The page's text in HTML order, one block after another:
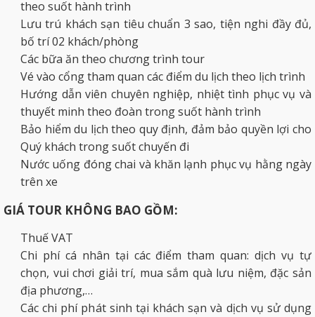
theo suốt hành trình
Lưu trú khách sạn tiêu chuẩn 3 sao, tiện nghi đầy đủ,
bố trí 02 khách/phòng
Các bữa ăn theo chương trình tour
Vé vào cổng tham quan các điểm du lịch theo lịch trình
Hướng dẫn viên chuyên nghiệp, nhiệt tình phục vụ và
thuyết minh theo đoàn trong suốt hành trình
Bảo hiểm du lịch theo quy định, đảm bảo quyền lợi cho
Quý khách trong suốt chuyến đi
Nước uống đóng chai và khăn lạnh phục vụ hằng ngày
trên xe
GIÁ TOUR KHÔNG BAO GỒM:
Thuế VAT
Chi phí cá nhân tại các điểm tham quan: dịch vụ tự
chọn, vui chơi giải trí, mua sắm quà lưu niệm, đặc sản
địa phương,…
Các chi phí phát sinh tại khách sạn và dịch vụ sử dụng